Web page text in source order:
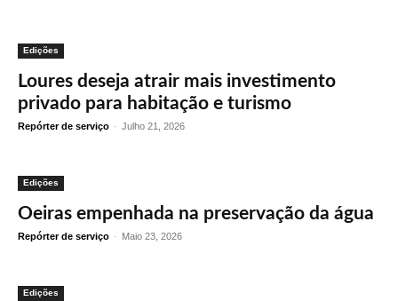
Edições
Loures deseja atrair mais investimento
privado para habitação e turismo
Repórter de serviço - Julho 21, 2026
Edições
Oeiras empenhada na preservação da água
Repórter de serviço - Maio 23, 2026
Edições